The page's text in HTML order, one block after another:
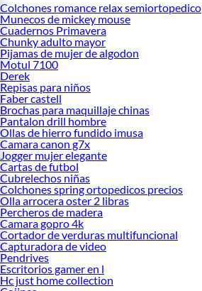
Colchones romance relax semiortopedico
Munecos de mickey mouse
Cuadernos Primavera
Chunky adulto mayor
Pijamas de mujer de algodon
Motul 7100
Derek
Repisas para niños
Faber castell
Brochas para maquillaje chinas
Pantalon drill hombre
Ollas de hierro fundido imusa
Camara canon g7x
Jogger mujer elegante
Cartas de futbol
Cubrelechos niñas
Colchones spring ortopedicos precios
Olla arrocera oster 2 libras
Percheros de madera
Camara gopro 4k
Cortador de verduras multifuncional
Capturadora de video
Pendrives
Escritorios gamer en l
Hc just home collection